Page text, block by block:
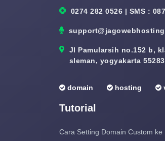
0274 282 0526 | SMS :
Jl Pamularsih no.152 b,
sleman, yogyakarta 55283
domain hosting
Tutorial
Cara Setting Domain Custom ke